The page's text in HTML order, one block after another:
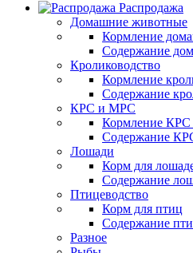
Распродажа
Домашние животные
Кормление
Содержание
Кролиководство
Кормление
Содержание
КРС и МРС
Кормление
Содержание
Лошади
Корм для
Содержание
Птицеводство
Корм для птиц
Содержание
Разное